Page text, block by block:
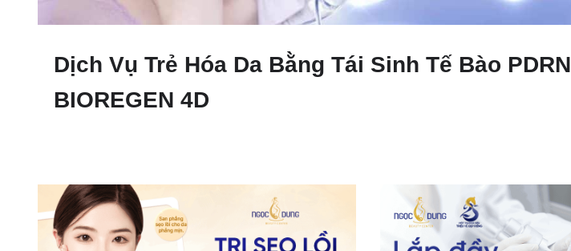
Dịch Vụ Trẻ Hóa Da Bằng Tái Sinh Tế Bào PDRN
BIOREGEN 4D